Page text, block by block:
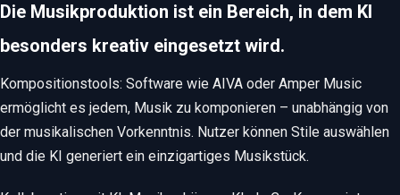
Die Musikproduktion ist ein Bereich, in dem KI
besonders kreativ eingesetzt wird.
Kompositionstools: Software wie AIVA oder Amper Music
ermöglicht es jedem, Musik zu komponieren – unabhängig von
der musikalischen Vorkenntnis. Nutzer können Stile auswählen
und die KI generiert ein einzigartiges Musikstück.